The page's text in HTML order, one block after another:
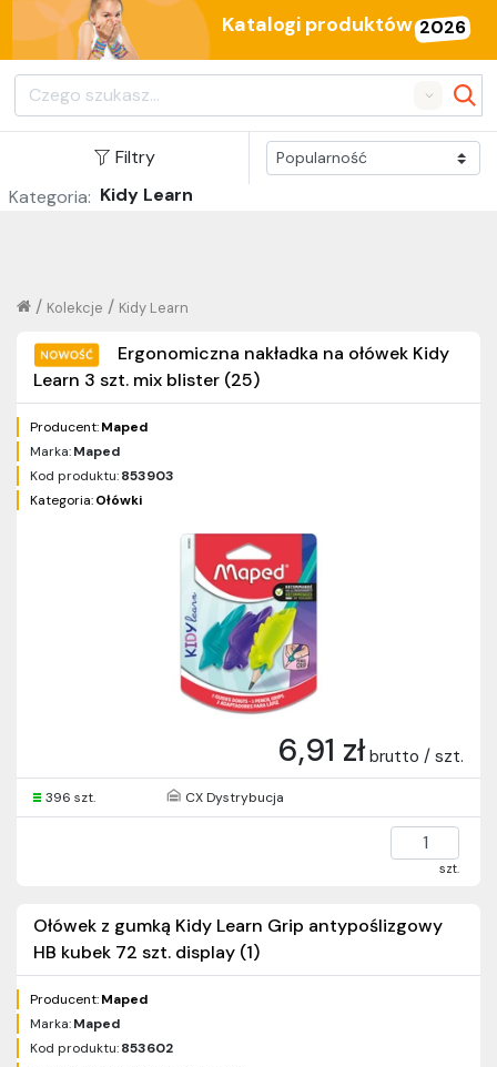
Katalogi produktów 2026
Search
Filtry
Kategoria: Kidy Learn
Kidy Learn
/
Kolekcje
/
Ergonomiczna nakładka na ołówek Kidy
Learn 3 szt. mix blister (25)
Producent:Maped
Marka:Maped
Kod produktu:853903
Kategoria:Ołówki
6,91 zł brutto / szt.
396 szt. CX Dystrybucja
szt.
Ołówek z gumką Kidy Learn Grip antypoślizgowy
HB kubek 72 szt. display (1)
Producent:Maped
Marka:Maped
Kod produktu:853602